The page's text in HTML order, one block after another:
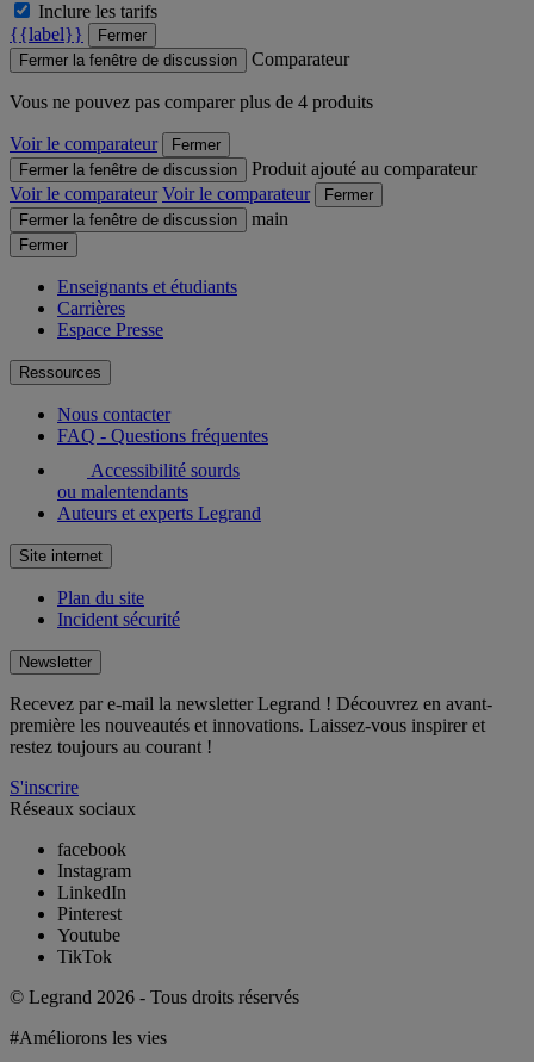
Inclure les tarifs
{{label}}
Fermer
Fermer la fenêtre de discussion
Comparateur
Vous ne pouvez pas comparer plus de 4 produits
Voir le comparateur
Fermer
Fermer la fenêtre de discussion
Produit ajouté au comparateur
Voir le comparateur Voir le comparateur
Fermer
Fermer la fenêtre de discussion
main
Fermer
Enseignants et étudiants
Carrières
Espace Presse
Ressources
Nous contacter
FAQ - Questions fréquentes
Accessibilité sourds
ou malentendants
Auteurs et experts Legrand
Site internet
Plan du site
Incident sécurité
Newsletter
Recevez par e-mail la newsletter Legrand ! Découvrez en avant-
première les nouveautés et innovations. Laissez-vous inspirer et
restez toujours au courant !
S'inscrire
Réseaux sociaux
facebook
Instagram
LinkedIn
Pinterest
Youtube
TikTok
© Legrand 2026 - Tous droits réservés
#Améliorons les vies